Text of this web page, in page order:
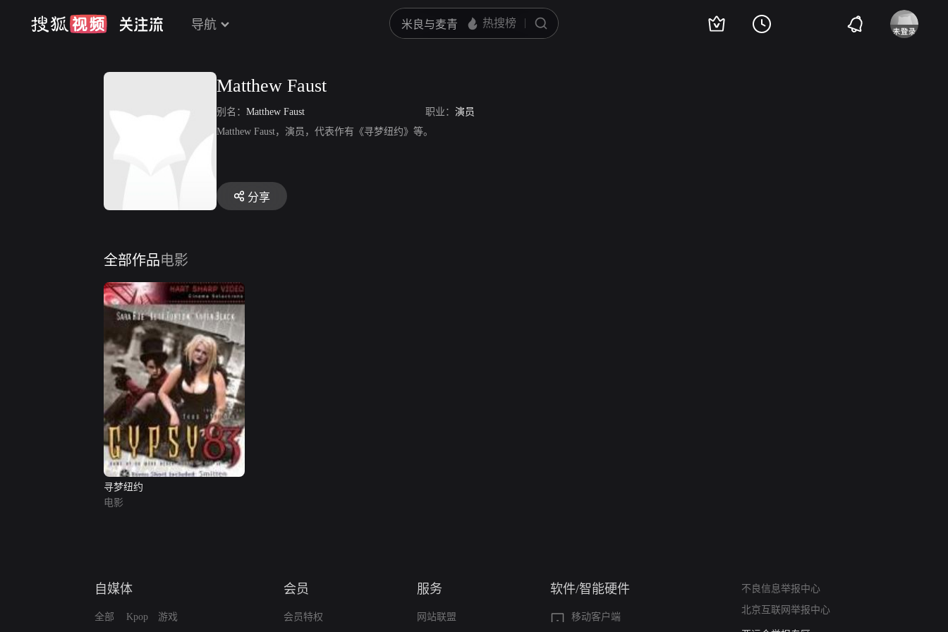
导航
Matthew Faust
别名： Matthew Faust 职业： 演员
Matthew Faust，演员，代表作有《寻梦纽约》等。
分享
全部作品电影
寻梦纽约
电影
自媒体
全部 Kpop 游戏
会员
会员特权
服务
网站联盟
软件/智能硬件
移动客户端
不良信息举报中心
北京互联网举报中心
算法推荐专项举报